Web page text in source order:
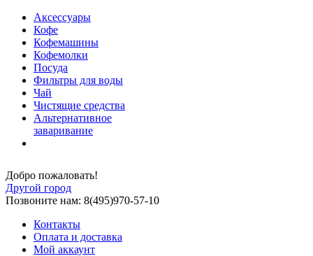
Аксессуары
Кофе
Кофемашины
Кофемолки
Посуда
Фильтры для воды
Чай
Чистящие средства
Альтернативное
заваривание
Добро пожаловать!
Другой город
Позвоните нам: 8(495)970-57-10
Контакты
Оплата и доставка
Мой аккаунт